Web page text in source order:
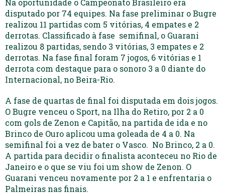
Na oportunidade o Campeonato Brasileiro era
disputado por 74 equipes. Na fase preliminar o Bugre
realizou 11 partidas com 5 vitórias, 4 empates e 2
derrotas. Classificado à fase semifinal, o Guarani
realizou 8 partidas, sendo 3 vitórias, 3 empates e 2
derrotas. Na fase final foram 7 jogos, 6 vitórias e 1
derrota com destaque para o sonoro 3 a 0 diante do
Internacional, no Beira-Rio.
A fase de quartas de final foi disputada em dois jogos.
O Bugre venceu o Sport, na Ilha do Retiro, por 2 a 0
com gols de Zenon e Capitão, na partida de ida e no
Brinco de Ouro aplicou uma goleada de 4 a 0. Na
semifinal foi a vez de bater o Vasco. No Brinco, 2 a 0.
A partida para decidir o finalista aconteceu no Rio de
Janeiro e o que se viu foi um show de Zenon. O
Guarani venceu novamente por 2 a 1 e enfrentaria o
Palmeiras nas finais.